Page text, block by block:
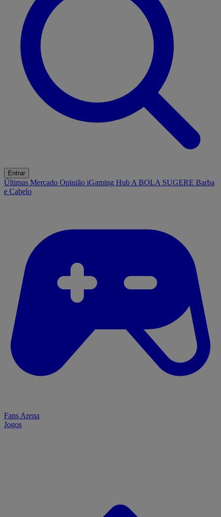
Entrar
Últimas Mercado Opinião iGaming Hub A BOLA SUGERE Barba
e Cabelo
Fans Arena
Jogos